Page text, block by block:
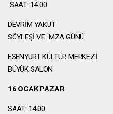
SAAT: 14.00
DEVRİM YAKUT
SÖYLEŞİ VE İMZA GÜNÜ
ESENYURT KÜLTÜR MERKEZİ
BÜYÜK SALON
16 OCAK PAZAR
SAAT: 14.00